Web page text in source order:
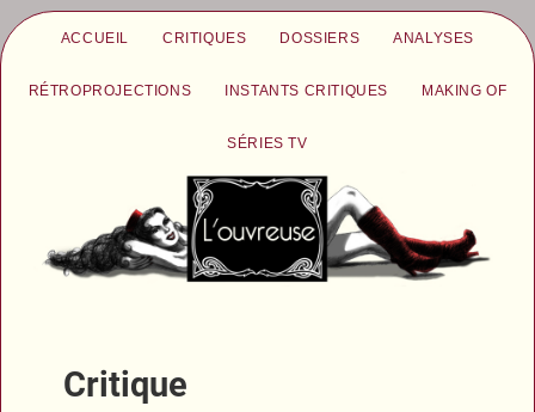
ACCUEIL CRITIQUES DOSSIERS ANALYSES
RÉTROPROJECTIONS INSTANTS CRITIQUES MAKING OF
SÉRIES TV
Critique